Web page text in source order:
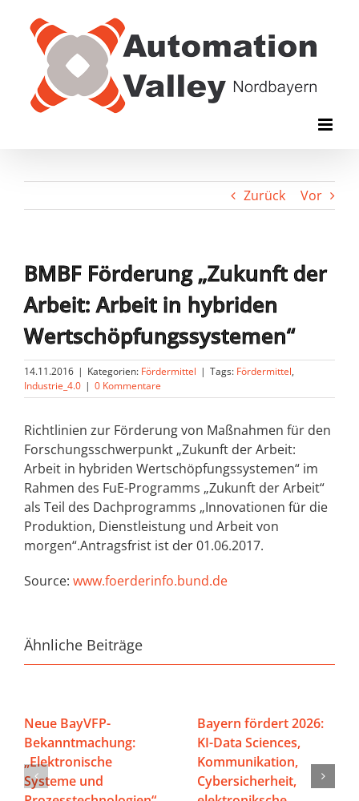
Inhalt
springen
Zurück Vor
BMBF Förderung „Zukunft der
Arbeit: Arbeit in hybriden
Wertschöpfungssystemen“
14.11.2016 | Kategorien: Fördermittel | Tags: Fördermittel,
Industrie_4.0 | 0 Kommentare
Richtlinien zur Förderung von Maßnahmen für den
Forschungsschwerpunkt „Zukunft der Arbeit:
Arbeit in hybriden Wertschöpfungssystemen“ im
Rahmen des FuE-Programms „Zukunft der Arbeit“
als Teil des Dachprogramms „Innovationen für die
Produktion, Dienstleistung und Arbeit von
morgen“.Antragsfrist ist der 01.06.2017.
Source: www.foerderinfo.bund.de
Ähnliche Beiträge
Neue BayVFP-
Bekanntmachung:
„Elektronische
Systeme und
Bayern fördert 2026:
KI-Data Sciences,
Kommunikation,
Cybersicherheit,